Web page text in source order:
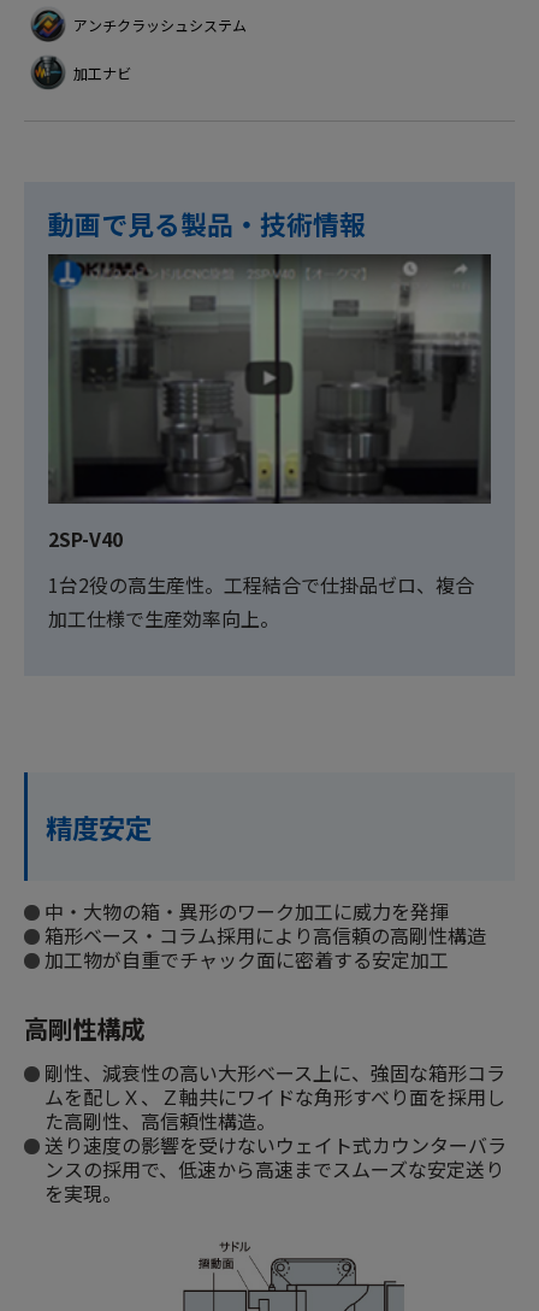
アンチクラッシュシステム
加工ナビ
動画で見る製品・技術情報
2SP-V40
1台2役の高生産性。工程結合で仕掛品ゼロ、複合
加工仕様で生産効率向上。
精度安定
中・大物の箱・異形のワーク加工に威力を発揮
箱形ベース・コラム採用により高信頼の高剛性構造
加工物が自重でチャック面に密着する安定加工
高剛性構成
剛性、減衰性の高い大形ベース上に、強固な箱形コラ
ムを配しＸ、Ｚ軸共にワイドな角形すべり面を採用し
た高剛性、高信頼性構造。
送り速度の影響を受けないウェイト式カウンターバラ
ンスの採用で、低速から高速までスムーズな安定送り
を実現。